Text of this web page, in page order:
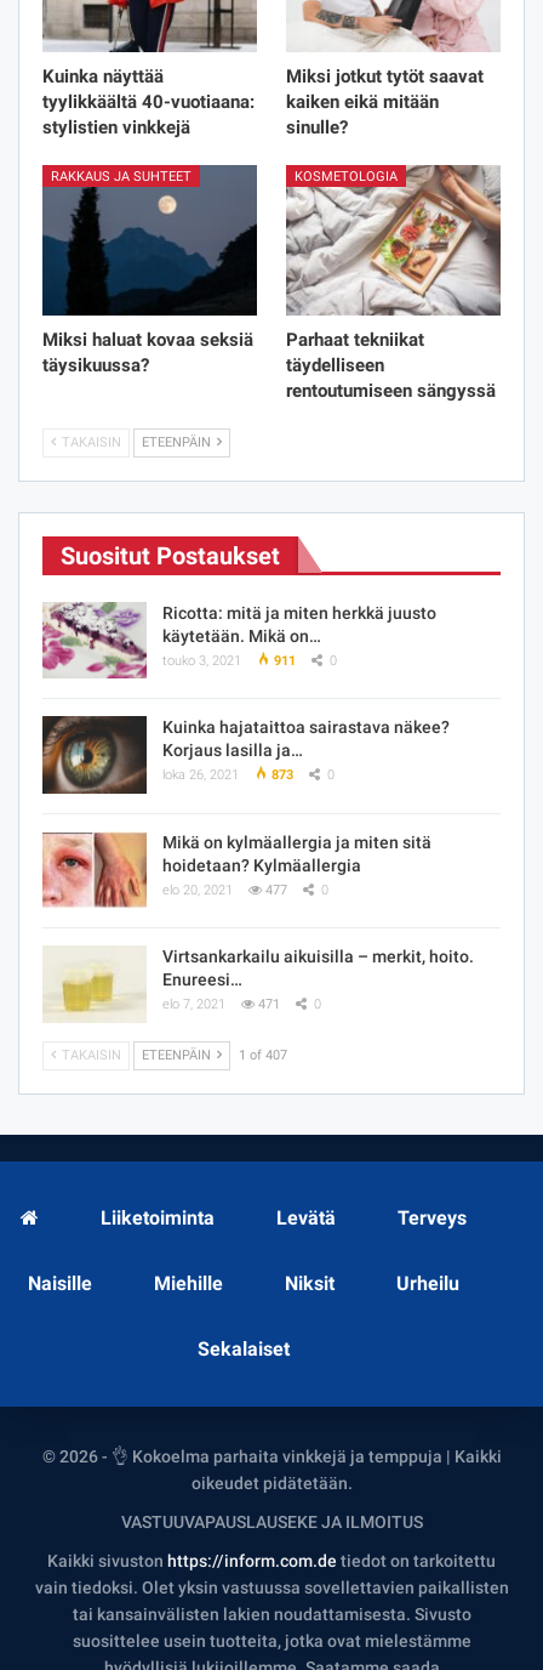
Kuinka näyttää
tyylikkäältä 40-vuotiaana:
stylistien vinkkejä
Miksi jotkut tytöt saavat
kaiken eikä mitään
sinulle?
RAKKAUS JA SUHTEET
Miksi haluat kovaa seksiä
täysikuussa?
KOSMETOLOGIA
Parhaat tekniikat
täydelliseen
rentoutumiseen sängyssä
TAKAISIN ETEENPÄIN
Suositut Postaukset
Ricotta: mitä ja miten herkkä juusto
käytetään. Mikä on…
touko 3, 2021 911 0
Kuinka hajataittoa sairastava näkee?
Korjaus lasilla ja…
loka 26, 2021 873 0
Mikä on kylmäallergia ja miten sitä
hoidetaan? Kylmäallergia
elo 20, 2021 477 0
Virtsankarkailu aikuisilla – merkit, hoito.
Enureesi…
elo 7, 2021 471 0
TAKAISIN ETEENPÄIN 1 of 407
Liiketoiminta Levätä Terveys
Naisille Miehille Niksit Urheilu
Sekalaiset
© 2026 - 👌 Kokoelma parhaita vinkkejä ja temppuja | Kaikki
oikeudet pidätetään.
VASTUUVAPAUSLAUSEKE JA ILMOITUS
Kaikki sivuston https://inform.com.de tiedot on tarkoitettu
vain tiedoksi. Olet yksin vastuussa sovellettavien paikallisten
tai kansainvälisten lakien noudattamisesta. Sivusto
suosittelee usein tuotteita, jotka ovat mielestämme